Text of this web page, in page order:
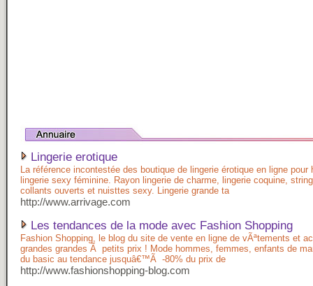
Lingerie erotique
La référence incontestée des boutique de lingerie érotique en ligne pour
lingerie sexy féminine. Rayon lingerie de charme, lingerie coquine,
collants ouverts et nuisttes sexy. Lingerie grande ta
http://www.arrivage.com
Les tendances de la mode avec Fashion Shopping
Fashion Shopping, le blog du site de vente en ligne de vÃªtements et
grandes grandes Ã petits prix ! Mode hommes, femmes, enfants de
du basic au tendance jusquâ€™Ã -80% du prix de
http://www.fashionshopping-blog.com